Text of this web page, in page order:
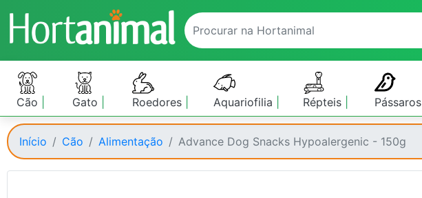
Cão Gato Roedores Aquariofilia Répteis Pássaros
Início Cão Alimentação Advance Dog Snacks Hypoalergenic - 150g